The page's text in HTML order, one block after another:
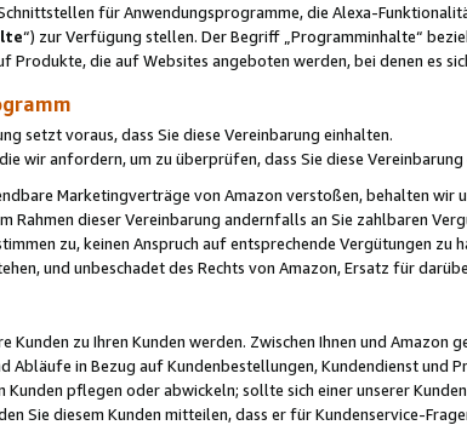
für Anwendungsprogramme, die Alexa-
“) zur Verfügung stellen. Der Begriff „Programminhalte“
die auf Websites angeboten werden, bei denen es
setzt voraus, dass Sie diese Vereinbarung einhalten.
wir anfordern, um zu überprüfen, dass Sie diese Vereinbarung
Marketingverträge von Amazon verstoßen, behalten wir
Rahmen dieser Vereinbarung andernfalls an Sie zahlbaren
zu, keinen Anspruch auf entsprechende Vergütungen zu
und unbeschadet des Rechts von Amazon, Ersatz für
zu Ihren Kunden werden. Zwischen Ihnen und Amazon
Abläufe in Bezug auf Kundenbestellungen, Kundendienst und
pflegen oder abwickeln; sollte sich einer unserer
Sie diesem Kunden mitteilen, dass er für Kundenservice-